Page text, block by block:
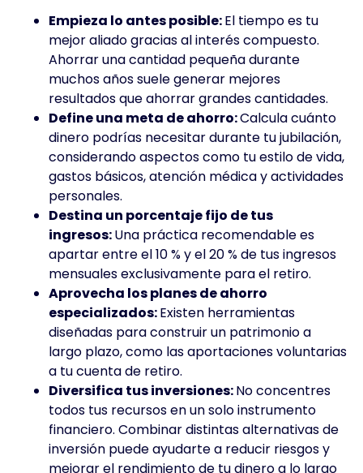
Empieza lo antes posible:El tiempo es tu
mejor aliado gracias al interés compuesto.
Ahorrar una cantidad pequeña durante
muchos años suele generar mejores
resultados que ahorrar grandes cantidades.
Define una meta de ahorro:Calcula cuánto
dinero podrías necesitar durante tu jubilación,
considerando aspectos como tu estilo de vida,
gastos básicos, atención médica y actividades
personales.
Destina un porcentaje fijo de tus
ingresos:Una práctica recomendable es
apartar entre el 10 % y el 20 % de tus ingresos
mensuales exclusivamente para el retiro.
Aprovecha los planes de ahorro
especializados:Existen herramientas
diseñadas para construir un patrimonio a
largo plazo, como las aportaciones voluntarias
a tu cuenta de retiro.
Diversifica tus inversiones:No concentres
todos tus recursos en un solo instrumento
financiero. Combinar distintas alternativas de
inversión puede ayudarte a reducir riesgos y
mejorar el rendimiento de tu dinero a lo largo